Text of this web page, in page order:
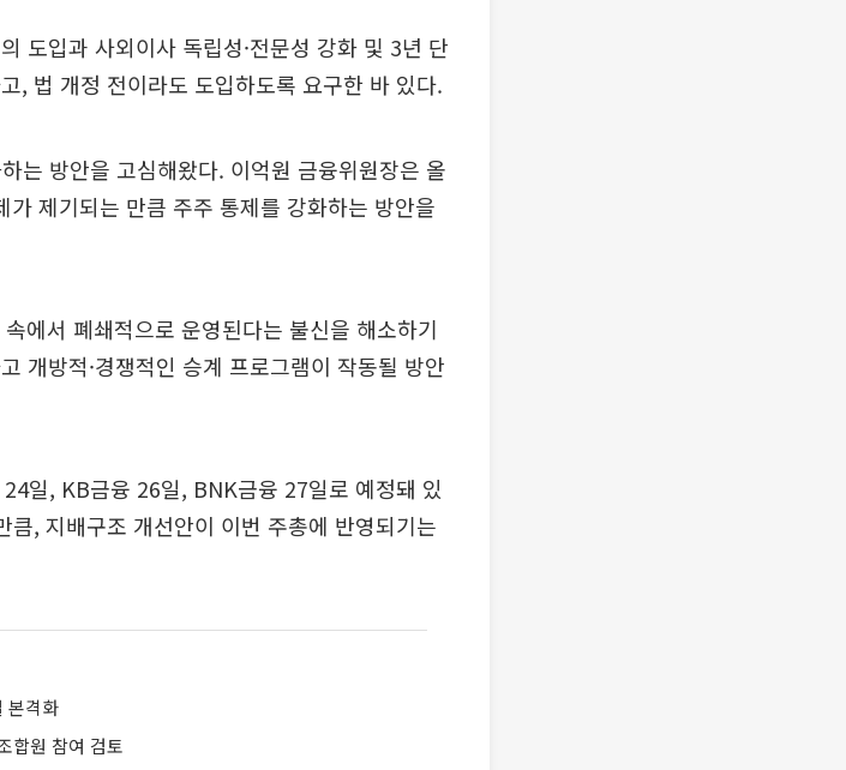
도입과 사외이사 독립성·전문성 강화 및 3년 단
, 법 개정 전이라도 도입하도록 요구한 바 있다.
는 방안을 고심해왔다. 이억원 금융위원장은 올
제기되는 만큼 주주 통제를 강화하는 방안을
에서 폐쇄적으로 운영된다는 불신을 해소하기
개방적·경쟁적인 승계 프로그램이 작동될 방안
일, KB금융 26일, BNK금융 27일로 예정돼 있
, 지배구조 개선안이 이번 주총에 반영되기는
본격화
합원 참여 검토